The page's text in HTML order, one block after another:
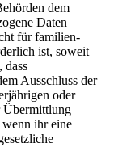
dem
Daten
für familien-
ist, soweit
dass
Ausschluss der
oder
Übermittlung
ihr eine